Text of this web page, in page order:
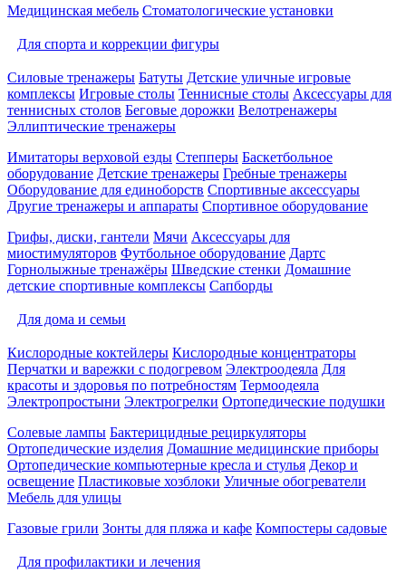
Медицинская мебель Стоматологические установки
Для спорта и коррекции фигуры
Силовые тренажеры Батуты Детские уличные игровые
комплексы Игровые столы Теннисные столы Аксессуары для
теннисных столов Беговые дорожки Велотренажеры
Эллиптические тренажеры
Имитаторы верховой езды Степперы Баскетбольное
оборудование Детские тренажеры Гребные тренажеры
Оборудование для единоборств Спортивные аксессуары
Другие тренажеры и аппараты Спортивное оборудование
Грифы, диски, гантели Мячи Аксессуары для
миостимуляторов Футбольное оборудование Дартс
Горнолыжные тренажёры Шведские стенки Домашние
детские спортивные комплексы Сапборды
Для дома и семьи
Кислородные коктейлеры Кислородные концентраторы
Перчатки и варежки с подогревом Электроодеяла Для
красоты и здоровья по потребностям Термоодеяла
Электропростыни Электрогрелки Ортопедические подушки
Солевые лампы Бактерицидные рециркуляторы
Ортопедические изделия Домашние медицинские приборы
Ортопедические компьютерные кресла и стулья Декор и
освещение Пластиковые хозблоки Уличные обогреватели
Мебель для улицы
Газовые грили Зонты для пляжа и кафе Компостеры садовые
Для профилактики и лечения